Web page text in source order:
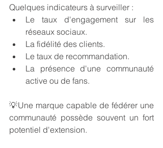
Quelques indicateurs à surveiller :
Le taux d'engagement sur les
réseaux sociaux.
La fidélité des clients.
Le taux de recommandation.
La présence d'une communauté
active ou de fans.
💡Une marque capable de fédérer une
communauté possède souvent un fort
potentiel d'extension.